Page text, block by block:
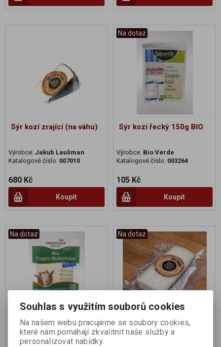
Sýr kozí zrající (na váhu)
Výrobce: Jakub Laušman
Katalogové číslo: 007010
680 Kč
Koupit
Na dotaz
Sýr kozí řecký 150g BIO
Výrobce: Bio Verde
Katalogové číslo: 003264
105 Kč
Koupit
Na dotaz
Sýr kozí máslový plátky
100g
Na dotaz
Sýr kozí gouda archiv (na
váhu)
Souhlas s využitím souborů cookies
Na našem webu pracujeme se soubory cookies,
které nám pomáhají zkvalitnit naše služby a
personalizovat nabídky.